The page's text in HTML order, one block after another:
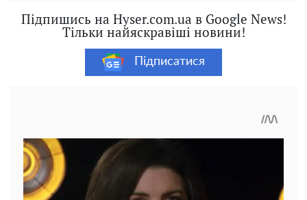
Підпишись на Hyser.com.ua в Google News!
Тільки найяскравіші новини!
Підписатися